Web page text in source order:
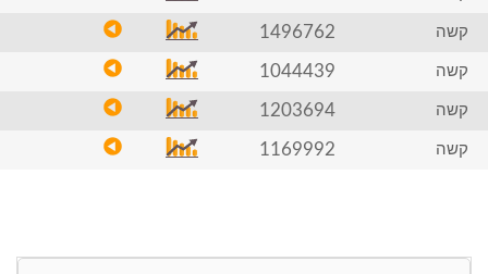
קשה 1496762
קשה 1044439
קשה 1203694
קשה 1169992